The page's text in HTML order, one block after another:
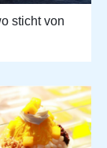
sticht von